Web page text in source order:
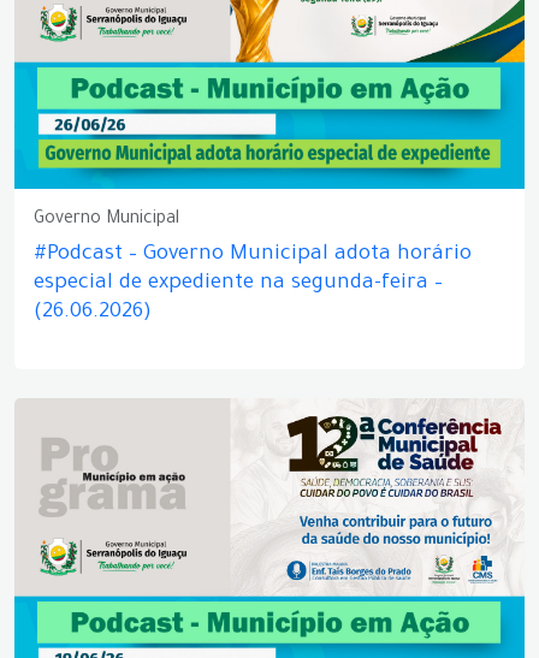
Governo Municipal
#Podcast – Governo Municipal adota horário
especial de expediente na segunda-feira –
(26.06.2026)